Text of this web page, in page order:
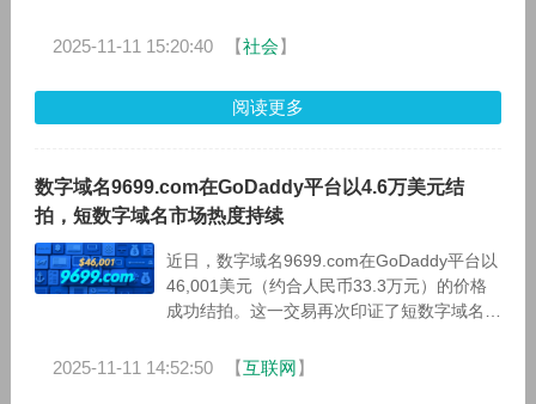
而今迎来重大变革——2026年第五届
2025-11-11 15:20:40 【社会】
阅读更多
数字域名9699.com在GoDaddy平台以4.6万美元结
拍，短数字域名市场热度持续
近日，数字域名9699.com在GoDaddy平台以
46,001美元（约合人民币33.3万元）的价格
成功结拍。这一交易再次印证了短数字域名在
01 交易概况
2025-11-11 14:52:50 【互联网】